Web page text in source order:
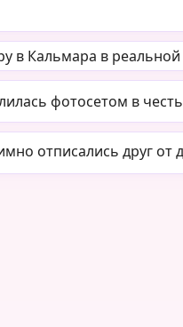
в Кальмара в
фотосетом в
отписались друг от